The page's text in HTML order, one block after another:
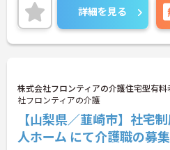
また、賞与4ヶ月分実績と頑張りを
けます。
マイカー通勤OKなので、通勤のス
ご興味のある方は、お気軽にお問い
い。
詳細を見る
株式会社フロンティアの介護住宅型有
社フロンティアの介護
【山梨県／韮崎市】社宅
人ホーム にて介護職の募